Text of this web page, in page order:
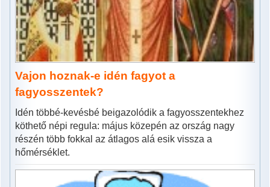
Vajon hoznak-e idén fagyot a
fagyosszentek?
Idén többé-kevésbé beigazolódik a fagyosszentekhez
köthető népi regula: május közepén az ország nagy
részén több fokkal az átlagos alá esik vissza a
hőmérséklet.